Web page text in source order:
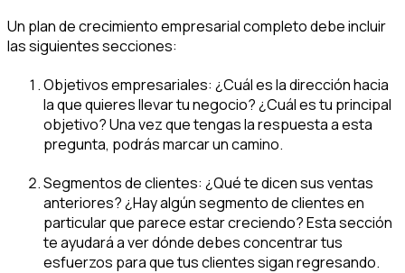
Un plan de crecimiento empresarial completo debe incluir
las siguientes secciones:
Objetivos empresariales: ¿Cuál es la dirección hacia
la que quieres llevar tu negocio? ¿Cuál es tu principal
objetivo? Una vez que tengas la respuesta a esta
pregunta, podrás marcar un camino.
Segmentos de clientes: ¿Qué te dicen sus ventas
anteriores? ¿Hay algún segmento de clientes en
particular que parece estar creciendo? Esta sección
te ayudará a ver dónde debes concentrar tus
esfuerzos para que tus clientes sigan regresando.